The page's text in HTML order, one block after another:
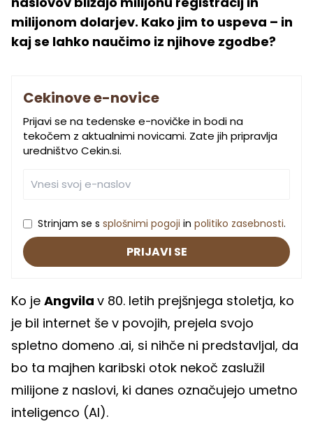
milijonom dolarjev. Kako jim to uspeva – in
kaj se lahko naučimo iz njihove zgodbe?
Cekinove e-novice
Prijavi se na tedenske e-novičke in bodi na
tekočem z aktualnimi novicami. Zate jih pripravlja
uredništvo Cekin.si.
Strinjam se s splošnimi pogoji in politiko zasebnosti.
PRIJAVI SE
Ko je Angvila v 80. letih prejšnjega stoletja, ko
je bil internet še v povojih, prejela svojo
spletno domeno .ai, si nihče ni predstavljal, da
bo ta majhen karibski otok nekoč zaslužil
milijone z naslovi, ki danes označujejo umetno
inteligenco (AI).